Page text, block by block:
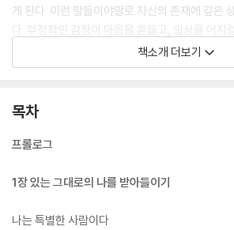
게 된다. 이런 말들이야말로 자신의 존재에 깊은
다. 부정적인 감정이 마음을 흔들고, 일상을 어지
들 때, 이 책에 담긴 ‘자기 사랑 언어’를 자신에게
당신을 돌보아줄 것이다. 상처를 아물게 하고 새
이 책은 [1장 있는 그대로의 나를 받아들이기], [2
내 감정을 돌보기]의 총 5장으로 구성되어 있다.
지켜줄 소중한 메시지들이 담겨 있다. 사람은 살면
며 살기엔 당신의 인생이 너무 소중하다는 걸 잊지
책소개 더보기
목차
프롤로그
1장 있는 그대로의 나를 받아들이기
나는 특별한 사람이다